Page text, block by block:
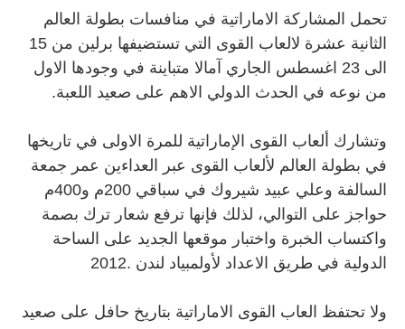
تحمل المشاركة الاماراتية في منافسات بطولة العالم
الثانية عشرة لالعاب القوى التي تستضيفها برلين من 15
الى 23 اغسطس الجاري آمالا متباينة في وجودها الاول
من نوعه في الحدث الدولي الاهم على صعيد اللعبة.
وتشارك ألعاب القوى الإماراتية للمرة الاولى في تاريخها
في بطولة العالم لألعاب القوى عبر العداءين عمر جمعة
السالفة وعلي عبيد شيروك في سباقي 200م و400م
حواجز على التوالي، لذلك فإنها ترفع شعار ترك بصمة
واكتساب الخبرة واختبار موقعها الجديد على الساحة
الدولية في طريق الاعداد لأولمبياد لندن .2012
ولا تحتفظ العاب القوى الاماراتية بتاريخ حافل على صعيد